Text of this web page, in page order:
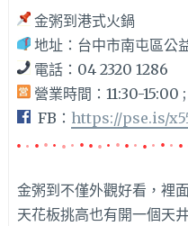
金粥到港式火鍋
地址：台中市南屯區公
電話：04 2320 1286
營業時間：11:30-15:00
FB： https://pse.is/
金粥到不僅外觀好看，裡
天花板挑高也有開一個天